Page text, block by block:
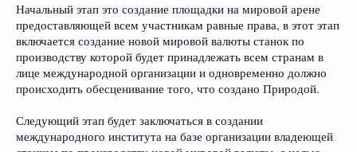
Начальный этап это создание площадки на мировой арене
предоставляющей всем участникам равные права, в этот этап
включается создание новой мировой валюты станок по
производству которой будет принадлежать всем странам в
лице международной организации и одновременно должно
происходить обесценивание того, что создано Природой.
Следующий этап будет заключаться в создании
международного института на базе организации владеющей